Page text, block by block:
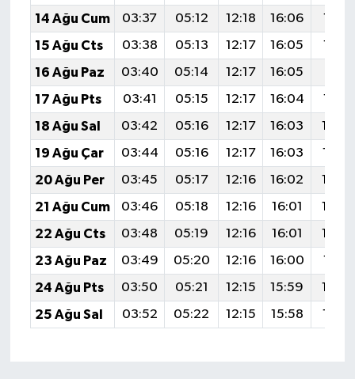
14 Ağu Cum
03:37 05:12 12:18 16:06
19:14
15 Ağu Cts
03:38 05:13 12:17 16:05
19:12
16 Ağu Paz
03:40 05:14 12:17 16:05
17 Ağu Pts
03:41 05:15 12:17 16:04
19:10
18 Ağu Sal
03:42 05:16 12:17 16:03
19 Ağu Çar
03:44 05:16 12:17 16:03
19:07
20 Ağu Per
03:45 05:17 12:16 16:02
21 Ağu Cum
03:46 05:18 12:16 16:01
22 Ağu Cts
03:48 05:19 12:16 16:01
23 Ağu Paz
03:49 05:20 12:16 16:00
19:01
24 Ağu Pts
03:50 05:21 12:15 15:59
25 Ağu Sal
03:52 05:22 12:15 15:58 18:58